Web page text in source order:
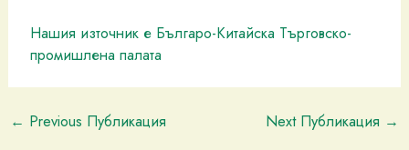
Нашия източник е Българо-Китайска Търговско-
промишлена палaта
← Previous Публикация Next Публикация →